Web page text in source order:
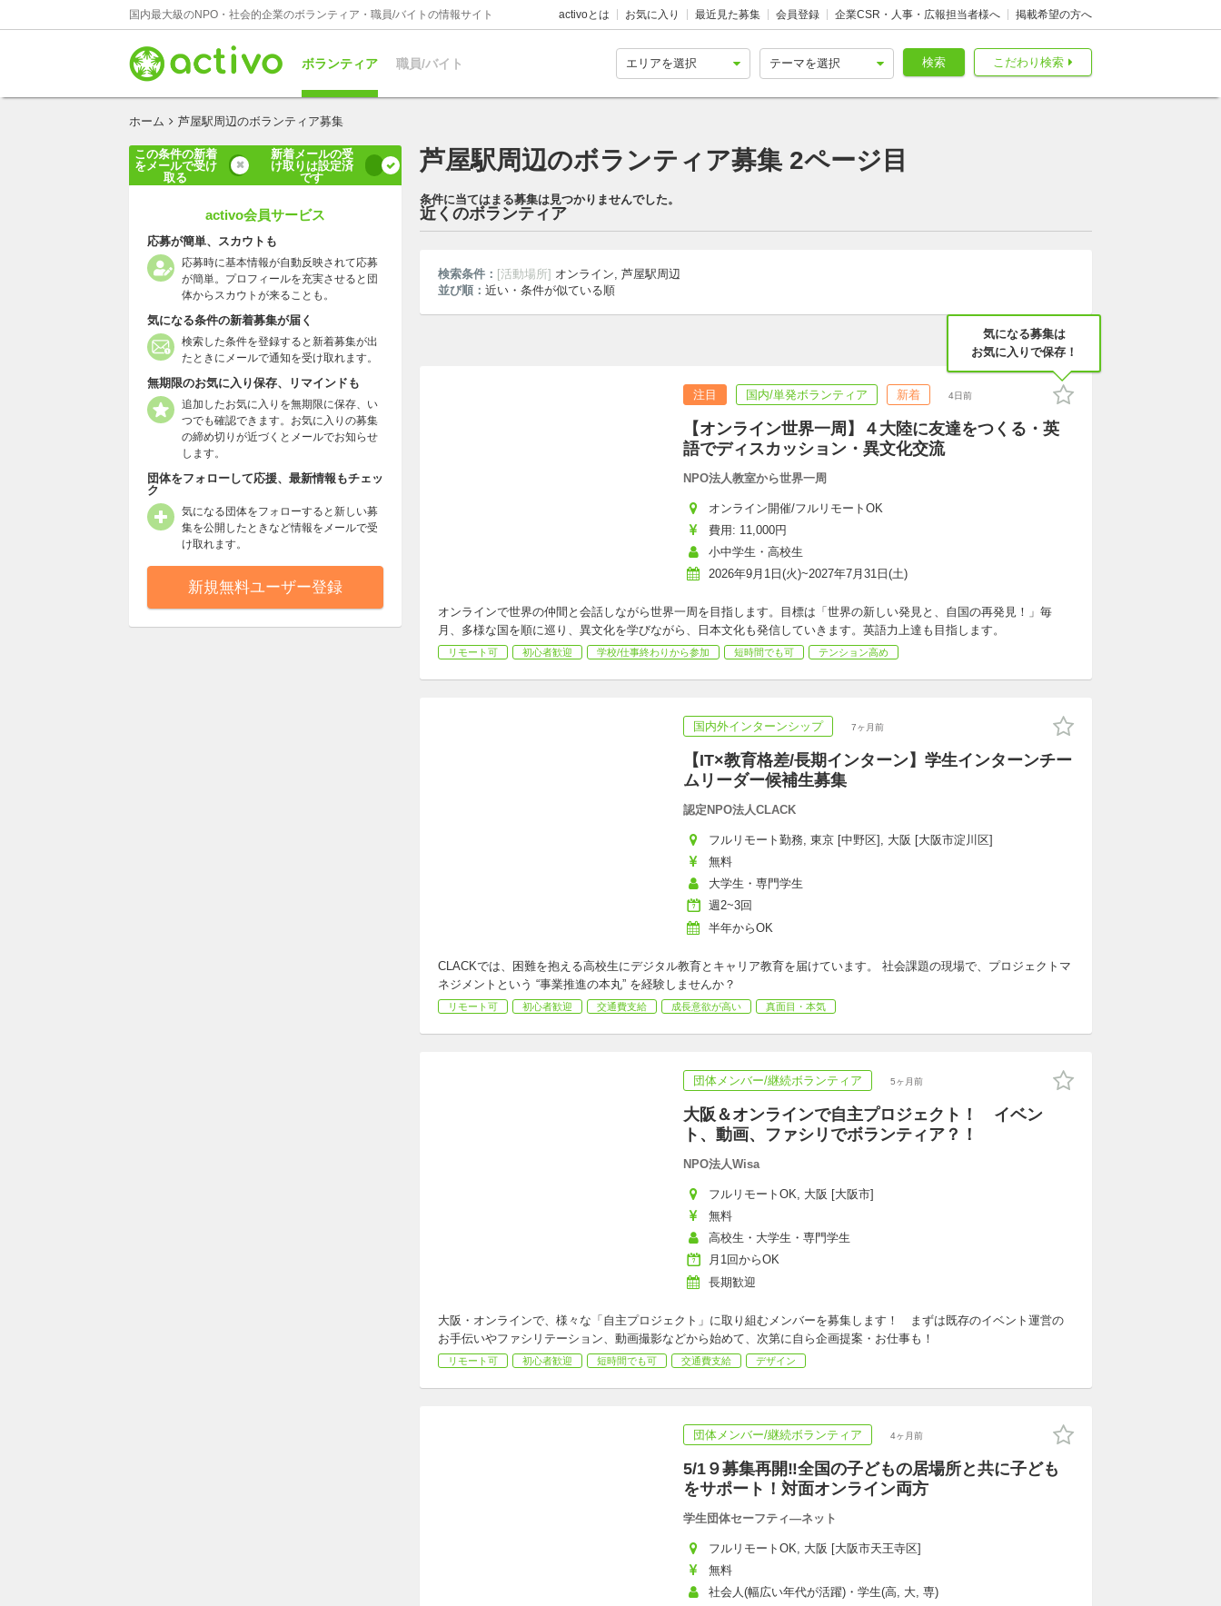
国内最大級のNPO・社会的企業のボランティア・職員/バイトの情報サイト activoとは お気に入り 最近見た募集 会員登録 企業CSR・人事・広報担当者様へ 掲載希望の方へ
ボランティア 職員/バイト こだわり検索
検索
ホーム 芦屋駅周辺のボランティア募集
芦屋駅周辺のボランティア募集 2ページ目
条件に当てはまる募集は見つかりませんでした。
近くのボランティア
検索条件： [活動場所] オンライン, 芦屋駅周辺
並び順： 近い・条件が似ている順
気になる募集は
お気に入りで保存！
注目 国内/単発ボランティア 新着 4日前
【オンライン世界一周】４大陸に友達をつくる・英
語でディスカッション・異文化交流
NPO法人教室から世界一周
オンライン開催/フルリモートOK
費用: 11,000円
小中学生・高校生
2026年9月1日(火)~2027年7月31日(土)
オンラインで世界の仲間と会話しながら世界一周を目指します。目標は「世界の新しい発見と、自国の再発見！」毎
月、多様な国を順に巡り、異文化を学びながら、日本文化も発信していきます。英語力上達も目指します。
リモート可 初心者歓迎 学校/仕事終わりから参加 短時間でも可 テンション高め
国内外インターンシップ 7ヶ月前
【IT×教育格差/長期インターン】学生インターンチー
ムリーダー候補生募集
認定NPO法人CLACK
フルリモート勤務, 東京 [中野区], 大阪 [大阪市淀川区]
無料
大学生・専門学生
週2~3回
半年からOK
CLACKでは、困難を抱える高校生にデジタル教育とキャリア教育を届けています。 社会課題の現場で、プロジェクトマ
ネジメントという “事業推進の本丸” を経験しませんか？
リモート可 初心者歓迎 交通費支給 成長意欲が高い 真面目・本気
団体メンバー/継続ボランティア 5ヶ月前
大阪＆オンラインで自主プロジェクト！ イベン
ト、動画、ファシリでボランティア？！
NPO法人Wisa
フルリモートOK, 大阪 [大阪市]
無料
高校生・大学生・専門学生
月1回からOK
長期歓迎
大阪・オンラインで、様々な「自主プロジェクト」に取り組むメンバーを募集します！ まずは既存のイベント運営の
お手伝いやファシリテーション、動画撮影などから始めて、次第に自ら企画提案・お仕事も！
リモート可 初心者歓迎 短時間でも可 交通費支給 デザイン
団体メンバー/継続ボランティア 4ヶ月前
5/1９募集再開‼全国の子どもの居場所と共に子ども
をサポート！対面オンライン両方
学生団体セーフティ―ネット
フルリモートOK, 大阪 [大阪市天王寺区]
無料
社会人(幅広い年代が活躍)・学生(高, 大, 専)
この条件の新着
をメールで受け
取る
新着メールの受
け取りは設定済
です
activo会員サービス
応募が簡単、スカウトも
応募時に基本情報が自動反映されて応募
が簡単。プロフィールを充実させると団
体からスカウトが来ることも。
気になる条件の新着募集が届く
検索した条件を登録すると新着募集が出
たときにメールで通知を受け取れます。
無期限のお気に入り保存、リマインドも
追加したお気に入りを無期限に保存、い
つでも確認できます。お気に入りの募集
の締め切りが近づくとメールでお知らせ
します。
団体をフォローして応援、最新情報もチェッ
ク
気になる団体をフォローすると新しい募
集を公開したときなど情報をメールで受
け取れます。
新規無料ユーザー登録